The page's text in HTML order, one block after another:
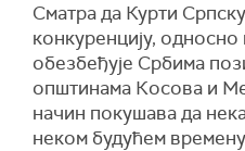
Сматра да Курти
конкуренцију,
обезбеђује Србима
општинама Косова и
начин покушава да
неком будућем